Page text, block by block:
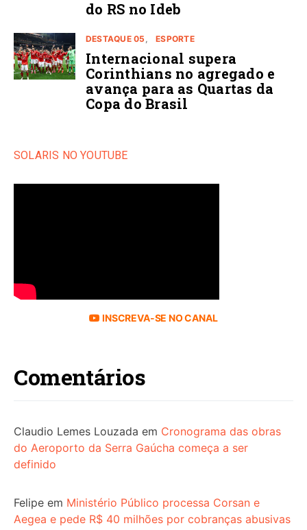
do RS no Ideb
DESTAQUE 05 ESPORTE
Internacional supera
Corinthians no agregado e
avança para as Quartas da
Copa do Brasil
SOLARIS NO YOUTUBE
INSCREVA-SE NO CANAL
Comentários
Claudio Lemes Louzada em Cronograma das obras
do Aeroporto da Serra Gaúcha começa a ser
definido
Felipe em Ministério Público processa Corsan e
Aegea e pede R$ 40 milhões por cobranças abusivas